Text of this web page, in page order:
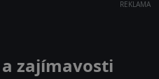
REKLAMA
zajímavosti